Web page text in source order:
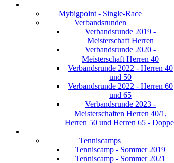
Mybigpoint - Single-Race
Verbandsrunden
Verbandsrunde 2019 -
Meisterschaft Herren
Verbandsrunde 2020 -
Meisterschaft Herren 40
Verbandsrunde 2022 - Herren 40
und 50
Verbandsrunde 2022 - Herren 60
und 65
Verbandsrunde 2023 -
Meisterschaften Herren 40/1,
Herren 50 und Herren 65 -
Tenniscamps
Tenniscamp - Sommer 2019
Tenniscamp - Sommer 2021